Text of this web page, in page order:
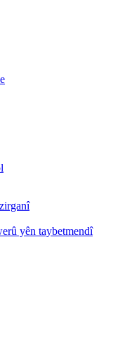
yên taybetmendî